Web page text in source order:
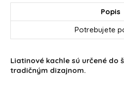
Popis
Potrebujete
Liatinové kachle sú určené do
tradičným dizajnom.